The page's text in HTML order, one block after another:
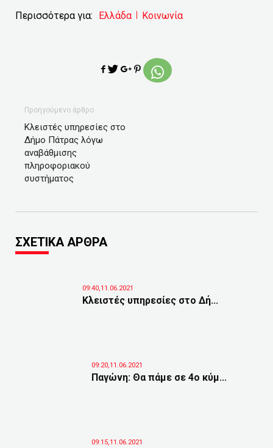
Περισσότερα για: Ελλάδα Κοινωνία
Προηγούμενο άρθρο
Κλειστές υπηρεσίες στο
Δήμο Πάτρας λόγω
αναβάθμισης
πληροφοριακού
συστήματος
ΣΧΕΤΙΚΑ ΑΡΘΡΑ
09:40,11.06.2021
Κλειστές υπηρεσίες στο Δή...
09:20,11.06.2021
Παγώνη: Θα πάμε σε 4ο κύμ...
09:15,11.06.2021